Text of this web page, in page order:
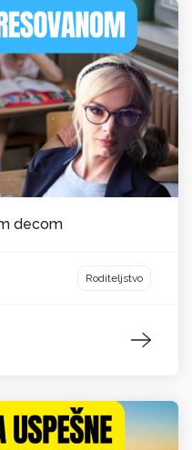
decom
Roditeljstvo